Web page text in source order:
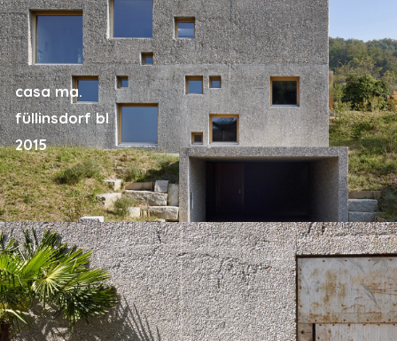
casa ma.
füllinsdorf bl
2015